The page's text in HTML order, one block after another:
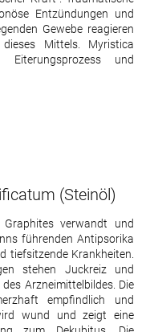
Entzündungen und
Gewebe reagieren
Mittels. Myristica
Eiterungsprozess und
(Steinöl)
verwandt und
führenden Antipsorika
tiefsitzende Krankheiten.
stehen Juckreiz und
Arzneimittelbildes. Die
empfindlich und
wund und zeigt eine